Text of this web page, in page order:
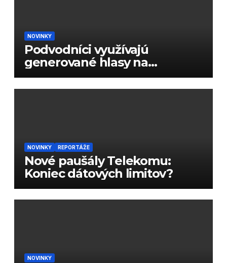
NOVINKY
Podvodníci využívajú
generované hlasy na
podvody
NOVINKY REPORTÁŽE
Nové paušály Telekomu:
Koniec dátových limitov?
NOVINKY